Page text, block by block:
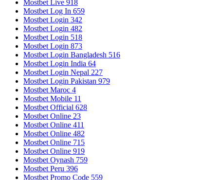
Mostbet Live 918
Mostbet Log In 659
Mostbet Login 342
Mostbet Login 482
Mostbet Login 518
Mostbet Login 873
Mostbet Login Bangladesh 516
Mostbet Login India 64
Mostbet Login Nepal 227
Mostbet Login Pakistan 979
Mostbet Maroc 4
Mostbet Mobile 11
Mostbet Official 628
Mostbet Online 23
Mostbet Online 411
Mostbet Online 482
Mostbet Online 715
Mostbet Online 919
Mostbet Oynash 759
Mostbet Peru 396
Mostbet Promo Code 559